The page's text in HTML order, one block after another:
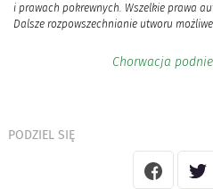
i prawach pokrewnych. Wszelkie prawa
Dalsze rozpowszechnianie utworu
Chorwacja
PODZIEL SIĘ